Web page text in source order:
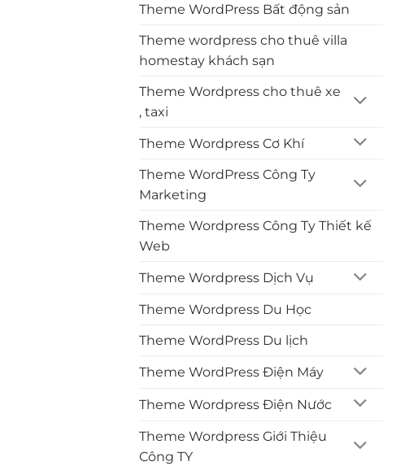
Theme WordPress Bất động sản
Theme wordpress cho thuê villa
homestay khách sạn
Theme Wordpress cho thuê xe
, taxi
Theme Wordpress Cơ Khí
Theme WordPress Công Ty
Marketing
Theme Wordpress Công Ty Thiết kế
Web
Theme Wordpress Dịch Vụ
Theme Wordpress Du Học
Theme WordPress Du lịch
Theme WordPress Điện Máy
Theme Wordpress Điện Nước
Theme Wordpress Giới Thiệu
Công TY